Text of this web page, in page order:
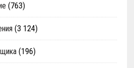
(763)
(3 124)
(196)